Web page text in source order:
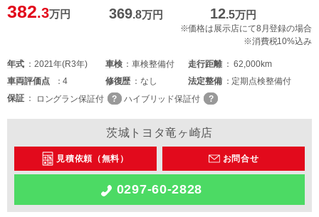
382.3万円 369.8万円 12.5万円
※価格は展示店にて8月登録の場合
※消費税10%込み
年式 2021年(R3年) 車検 車検整備付 走行距離
62,000km
車両評価点 4 修復歴 なし 法定整備
定期点検整備付
保証
ロングラン保証付 ハイブリッド保証付
茨城トヨタ竜ヶ崎店
見積依頼（無料） お問合せ
0297-60-2828